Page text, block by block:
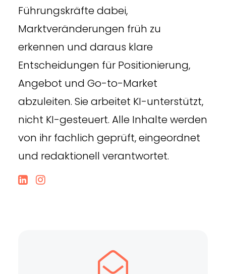
Führungskräfte dabei,
Marktveränderungen früh zu
erkennen und daraus klare
Entscheidungen für Positionierung,
Angebot und Go-to-Market
abzuleiten. Sie arbeitet KI-unterstützt,
nicht KI-gesteuert. Alle Inhalte werden
von ihr fachlich geprüft, eingeordnet
und redaktionell verantwortet.